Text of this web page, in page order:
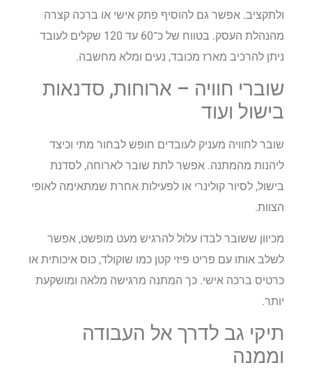
ולתקציב. אפשר גם להוסיף פתק אישי או ברכה קצרה
מהנהלת העסק. בטווח של כ־60 עד 120 שקלים לעובד
ניתן להרכיב מארז מכובד, נעים ומלא מחשבה.
שוברי חוויה – ארוחות, סדנאות
בישול ועוד
שובר לחוויה מעניק לעובדים חופש לבחור מתי וכיצד
ליהנות מהמתנה. אפשר לתת שובר לארוחה, לסדנת
בישול, לסיור קולינרי או לפעילות אחרת שמתאימה לאופי
הצוות.
מכיוון ששובר לבדו עלול להרגיש מעט מופשט, אפשר
לשלב אותו עם פריט פיזי קטן כמו שוקולד, כוס איכותית או
כרטיס ברכה אישי. כך המתנה מרגישה מלאה ומושקעת
יותר.
תיקי גב לדרך אל העבודה
וממנה